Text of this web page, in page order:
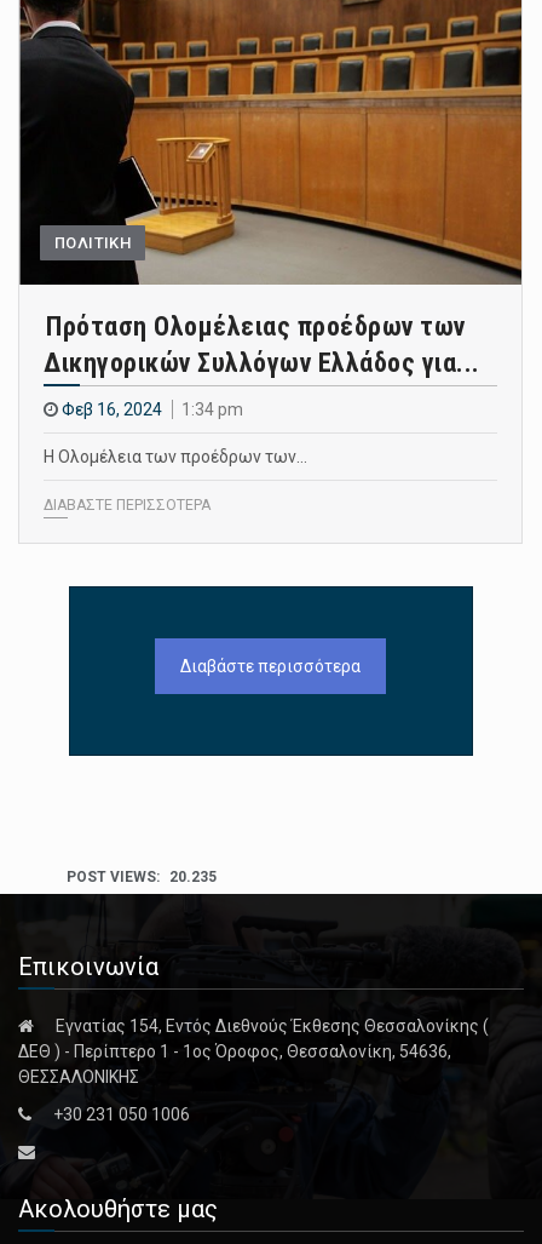
ΠΟΛΙΤΙΚΗ
Πρόταση Ολομέλειας προέδρων των
Δικηγορικών Συλλόγων Ελλάδος για...
Φεβ 16, 2024 1:34 pm
Η Ολομέλεια των προέδρων των…
ΔΙΑΒΑΣΤΕ ΠΕΡΙΣΣΟΤΕΡΑ
Διαβάστε περισσότερα
POST VIEWS: 20.235
Επικοινωνία
Εγνατίας 154, Εντός Διεθνούς Έκθεσης Θεσσαλονίκης (
ΔΕΘ ) - Περίπτερο 1 - 1ος Όροφος, Θεσσαλονίκη, 54636,
ΘΕΣΣΑΛΟΝΙΚΗΣ
+30 231 050 1006
Ακολουθήστε μας